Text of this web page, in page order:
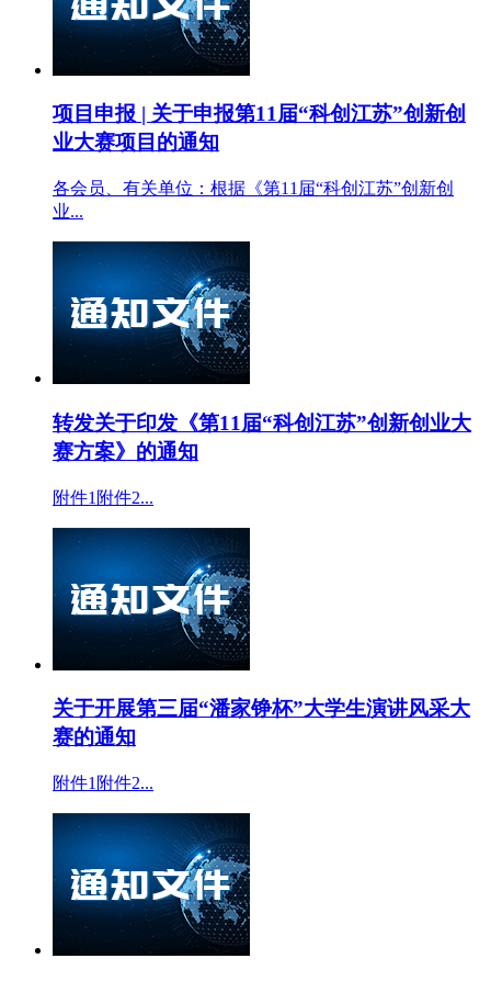
项目申报 | 关于申报第11届“科创江苏”创新创
业大赛项目的通知
各会员、有关单位：根据《第11届“科创江苏”创新创
业...
转发关于印发《第11届“科创江苏”创新创业大
赛方案》的通知
附件1附件2...
关于开展第三届“潘家铮杯”大学生演讲风采大
赛的通知
附件1附件2...